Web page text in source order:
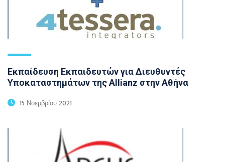
Εκπαίδευση Εκπαιδευτών για Διευθυντές
Υποκαταστημάτων της Allianz στην Αθήνα
15 Νοεμβρίου 2021